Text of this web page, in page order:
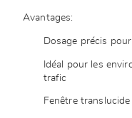
Avantages:
Dosage précis
Idéal pour les
trafic
Fenêtre